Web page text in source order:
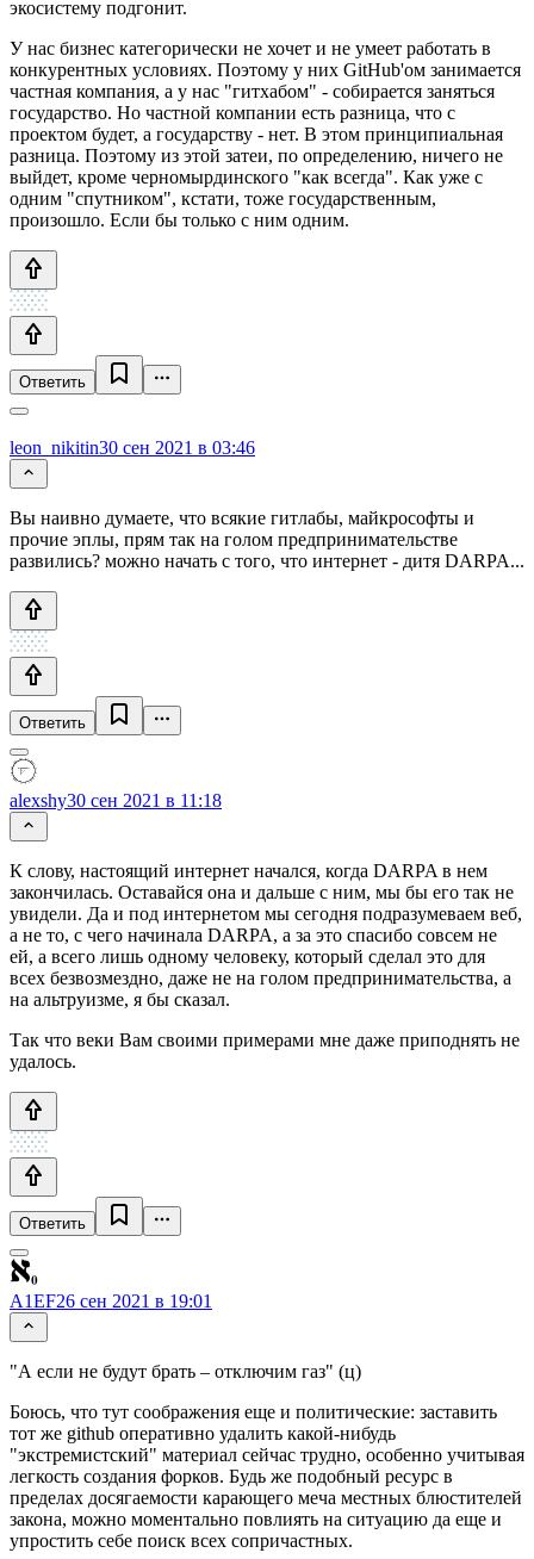
экосистему подгонит.
У нас бизнес категорически не хочет и не умеет работать в
конкурентных условиях. Поэтому у них GitHub'ом занимается
частная компания, а у нас "гитхабом" - собирается заняться
государство. Но частной компании есть разница, что с
проектом будет, а государству - нет. В этом принципиальная
разница. Поэтому из этой затеи, по определению, ничего не
выйдет, кроме черномырдинского "как всегда". Как уже с
одним "спутником", кстати, тоже государственным,
произошло. Если бы только с ним одним.
Ответить
leon_nikitin30 сен 2021 в 03:46
Вы наивно думаете, что всякие гитлабы, майкрософты и
прочие эплы, прям так на голом предпринимательстве
развились? можно начать с того, что интернет - дитя DARPA...
Ответить
alexshy30 сен 2021 в 11:18
К слову, настоящий интернет начался, когда DARPA в нем
закончилась. Оставайся она и дальше с ним, мы бы его так не
увидели. Да и под интернетом мы сегодня подразумеваем веб,
а не то, с чего начинала DARPA, а за это спасибо совсем не
ей, а всего лишь одному человеку, который сделал это для
всех безвозмездно, даже не на голом предпринимательства, а
на альтруизме, я бы сказал.
Так что веки Вам своими примерами мне даже приподнять не
удалось.
Ответить
A1EF26 сен 2021 в 19:01
"А если не будут брать – отключим газ" (ц)
Боюсь, что тут соображения еще и политические: заставить
тот же github оперативно удалить какой-нибудь
"экстремистский" материал сейчас трудно, особенно учитывая
легкость создания форков. Будь же подобный ресурс в
пределах досягаемости карающего меча местных блюстителей
закона, можно моментально повлиять на ситуацию да еще и
упростить себе поиск всех сопричастных.